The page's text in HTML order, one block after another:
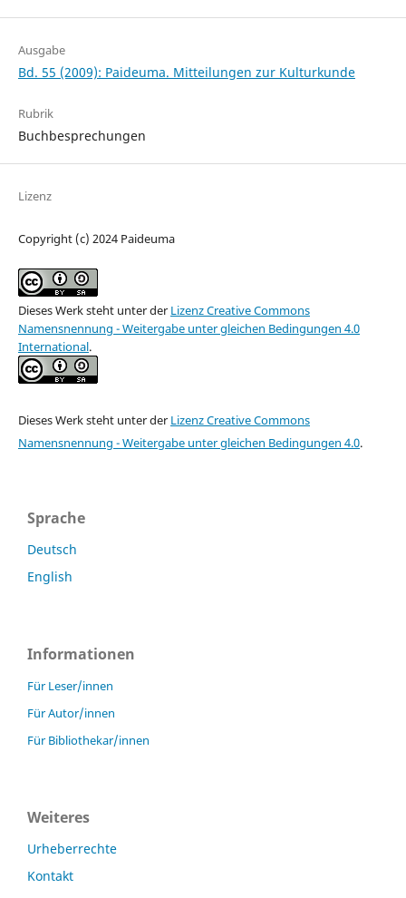
Ausgabe
Bd. 55 (2009): Paideuma. Mitteilungen zur Kulturkunde
Rubrik
Buchbesprechungen
Lizenz
Copyright (c) 2024 Paideuma
Dieses Werk steht unter der Lizenz Creative Commons
Namensnennung - Weitergabe unter gleichen Bedingungen 4.0
International.
Dieses Werk steht unter der Lizenz Creative Commons
Namensnennung - Weitergabe unter gleichen Bedingungen 4.0.
Sprache
Deutsch
English
Informationen
Für Leser/innen
Für Autor/innen
Für Bibliothekar/innen
Weiteres
Urheberrechte
Kontakt